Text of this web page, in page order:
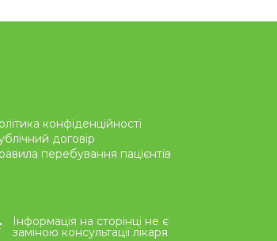
конфіденційності
договір
перебування пацієнтів
Інформація на сторінці не є
заміною консультації лікаря